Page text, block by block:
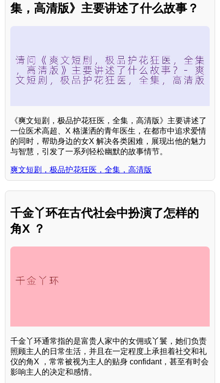
集，高清版》主要讲述了什么故事？
《爽文短剧，极品护花狂医，全集，高清版》主要讲述了
一位医术高超、X 格潇洒的青年医生，在都市中追求爱情
的同时，帮助身边的女X 解决各类困难，展现出他的魅力
与智慧，引发了一系列轻松幽默的故事情节。
爽文短剧，极品护花狂医，全集，高清版
千金丫环在古代社会中扮演了怎样的
角X ？
千金丫环通常指的是富贵人家中的女佣或丫鬟，她们负责
照顾主人的日常生活，并且在一定程度上承担着社交和礼
仪的角X ，常常被视为主人的贴身 confidant，甚至有时会
影响主人的决定和感情。